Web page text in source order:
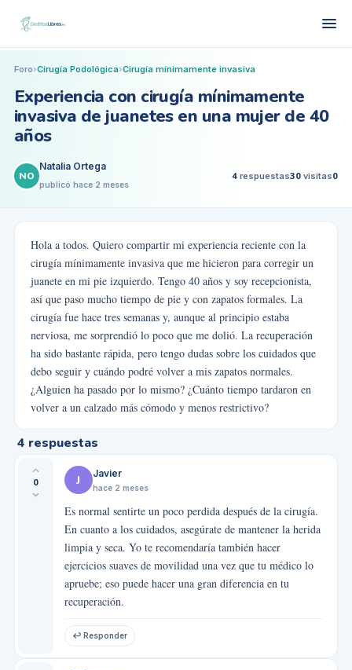
Foro›Cirugía Podológica›Cirugía mínimamente invasiva
Experiencia con cirugía mínimamente
invasiva de juanetes en una mujer de 40
años
NO
Natalia Ortega
publicó hace 2 meses
4 respuestas30 visitas0
Hola a todos. Quiero compartir mi experiencia reciente con la
cirugía mínimamente invasiva que me hicieron para corregir un
juanete en mi pie izquierdo. Tengo 40 años y soy recepcionista,
así que paso mucho tiempo de pie y con zapatos formales. La
cirugía fue hace tres semanas y, aunque al principio estaba
nerviosa, me sorprendió lo poco que me dolió. La recuperación
ha sido bastante rápida, pero tengo dudas sobre los cuidados que
debo seguir y cuándo podré volver a mis zapatos normales.
¿Alguien ha pasado por lo mismo? ¿Cuánto tiempo tardaron en
volver a un calzado más cómodo y menos restrictivo?
4 respuestas
0 J Javier
hace 2 meses
Es normal sentirte un poco perdida después de la cirugía.
En cuanto a los cuidados, asegúrate de mantener la herida
limpia y seca. Yo te recomendaría también hacer
ejercicios suaves de movilidad una vez que tu médico lo
apruebe; eso puede hacer una gran diferencia en tu
recuperación.
↩ Responder